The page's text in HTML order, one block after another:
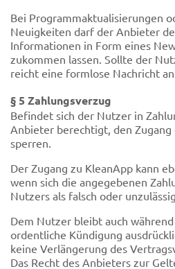
Bei Programmaktualisierungen
Neuigkeiten darf der Anbieter
Informationen in Form eines
zukommen lassen. Sollte der
reicht eine formlose Nachricht
§ 5 Zahlungsverzug
Befindet sich der Nutzer in
Anbieter berechtigt, den
sperren.
Der Zugang zu KleanApp kann
wenn sich die angegebenen
Nutzers als falsch oder
Dem Nutzer bleibt auch
ordentliche Kündigung
keine Verlängerung des
Das Recht des Anbieters zur